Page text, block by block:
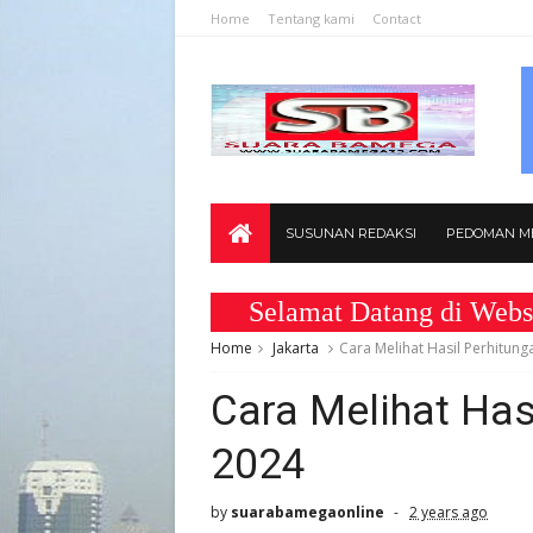
Home Tentang kami Contact
SUSUNAN REDAKSI PEDOMAN
Selamat Datang di Website
Home Jakarta Cara Melihat Hasil
Cara Melihat
2024
by suarabamegaonline 2 years ago